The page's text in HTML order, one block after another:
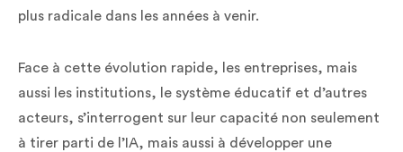
plus radicale dans les années à venir.
Face à cette évolution rapide, les entreprises, mais
aussi les institutions, le système éducatif et d’autres
acteurs, s’interrogent sur leur capacité non seulement
à tirer parti de l’IA, mais aussi à développer une